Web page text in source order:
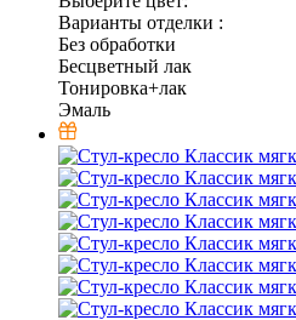
Варианты отделки :
Без обработки
Бесцветный лак
Тонировка+лак
Эмаль